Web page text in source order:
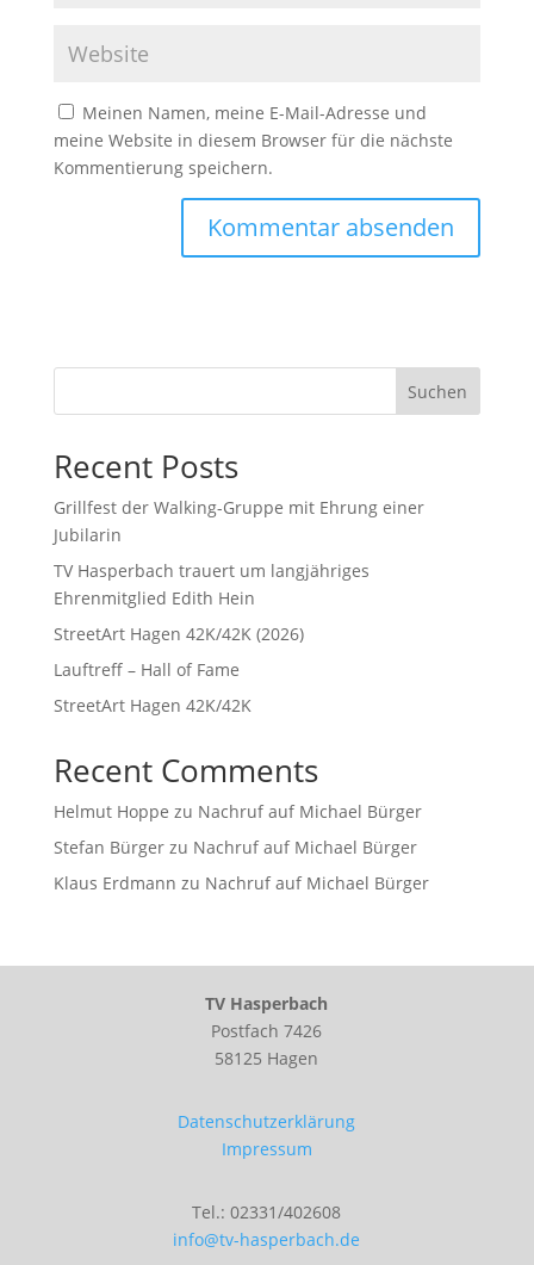
Meinen Namen, meine E-Mail-Adresse und
meine Website in diesem Browser für die nächste
Kommentierung speichern.
n
t
v
e
:
Suchen
Recent Posts
Grillfest der Walking-Gruppe mit Ehrung einer
Jubilarin
TV Hasperbach trauert um langjähriges
Ehrenmitglied Edith Hein
StreetArt Hagen 42K/42K (2026)
Lauftreff – Hall of Fame
StreetArt Hagen 42K/42K
Recent Comments
Helmut Hoppe zu Nachruf auf Michael Bürger
Stefan Bürgerzu Nachruf auf Michael Bürger
Klaus Erdmann zu Nachruf auf Michael Bürger
TV Hasperbach
Postfach 7426
58125 Hagen
Datenschutzerklärung
Impressum
Tel.: 02331/402608
info@tv-hasperbach.de